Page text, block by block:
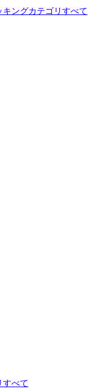
ングカテゴリすべて
すべて